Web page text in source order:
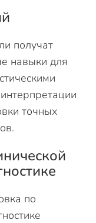
получат
навыки для
точных
по